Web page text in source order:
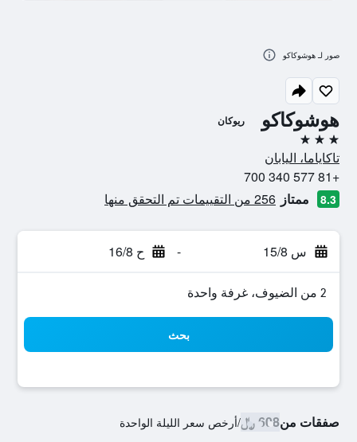
هوشوكاكو ريوكان
3 نجوم
تاكاياما، اليابان
+81 577 340 700
8.3 ممتاز 256 من التقييمات تم التحقق منها
س 15/8 - ح 16/8
2 من الضيوف، غرفة واحدة
بحث
صفقات من608 ﷼ /أرخص سعر الليلة الواحدة
صور لـ هوشوكاكو